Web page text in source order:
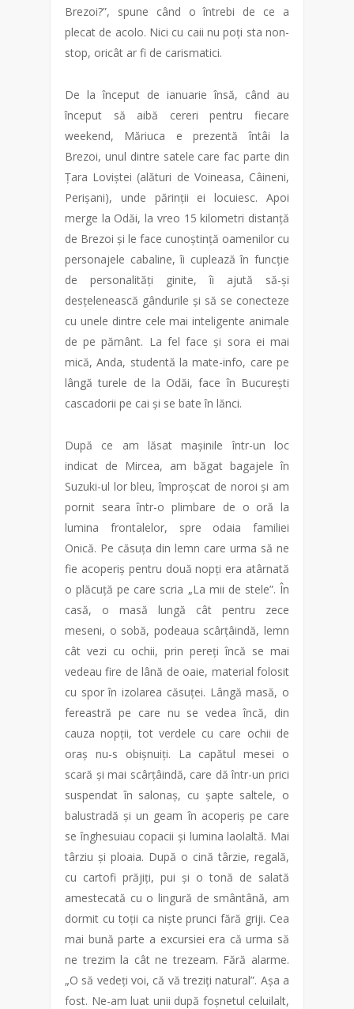
Brezoi?”, spune când o întrebi de ce a
plecat de acolo. Nici cu caii nu poți sta non-
stop, oricât ar fi de carismatici.
De la început de ianuarie însă, când au
început să aibă cereri pentru fiecare
weekend, Măriuca e prezentă întâi la
Brezoi, unul dintre satele care fac parte din
Țara Loviștei (alături de Voineasa, Câineni,
Perișani), unde părinții ei locuiesc. Apoi
merge la Odăi, la vreo 15 kilometri distanță
de Brezoi și le face cunoștință oamenilor cu
personajele cabaline, îi cuplează în funcție
de personalități ginite, îi ajută să-și
desțelenească gândurile și să se conecteze
cu unele dintre cele mai inteligente animale
de pe pământ. La fel face și sora ei mai
mică, Anda, studentă la mate-info, care pe
lângă turele de la Odăi, face în București
cascadorii pe cai și se bate în lănci.
După ce am lăsat mașinile într-un loc
indicat de Mircea, am băgat bagajele în
Suzuki-ul lor bleu, împroșcat de noroi și am
pornit seara într-o plimbare de o oră la
lumina frontalelor, spre odaia familiei
Onică. Pe căsuța din lemn care urma să ne
fie acoperiș pentru două nopți era atârnată
o plăcuță pe care scria „La mii de stele”. În
casă, o masă lungă cât pentru zece
meseni, o sobă, podeaua scârțâindă, lemn
cât vezi cu ochii, prin pereți încă se mai
vedeau fire de lână de oaie, material folosit
cu spor în izolarea căsuței. Lângă masă, o
fereastră pe care nu se vedea încă, din
cauza nopții, tot verdele cu care ochii de
oraș nu-s obișnuiți. La capătul mesei o
scară și mai scârțâindă, care dă într-un prici
suspendat în salonaș, cu șapte saltele, o
balustradă și un geam în acoperiș pe care
se înghesuiau copacii și lumina laolaltă. Mai
târziu și ploaia. După o cină târzie, regală,
cu cartofi prăjiți, pui și o tonă de salată
amestecată cu o lingură de smântână, am
dormit cu toții ca niște prunci fără griji. Cea
mai bună parte a excursiei era că urma să
ne trezim la cât ne trezeam. Fără alarme.
„O să vedeți voi, că vă treziți natural”. Așa a
fost. Ne-am luat unii după foșnetul celuilalt,